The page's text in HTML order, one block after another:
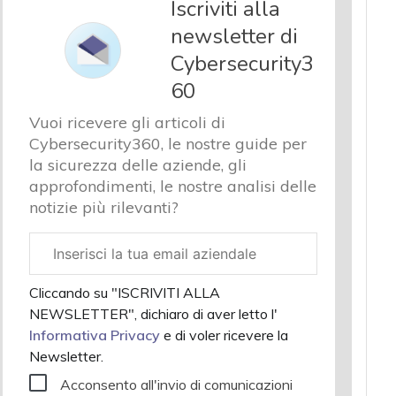
Iscriviti alla
newsletter di
Cybersecurity3
60
Vuoi ricevere gli articoli di
Cybersecurity360, le nostre guide per
la sicurezza delle aziende, gli
approfondimenti, le nostre analisi delle
notizie più rilevanti?
aziendale
Cliccando su "ISCRIVITI ALLA
NEWSLETTER", dichiaro di aver letto l'
Informativa Privacy e di voler ricevere la
Newsletter.
Acconsento all'invio di comunicazioni